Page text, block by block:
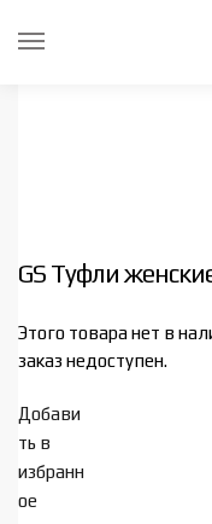
GS Туфли
Этого товара нет в
заказ недоступен.
Добави
ть в
избранн
ое